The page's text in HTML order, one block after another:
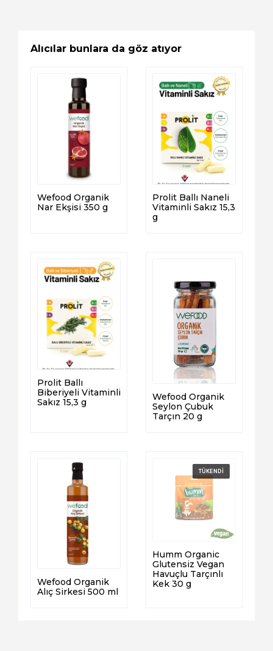
Alıcılar bunlara da göz atıyor
Wefood Organik
Nar Ekşisi 350 g
Prolit Ballı Naneli
Vitaminli Sakız 15,3
g
Prolit Ballı
Biberiyeli Vitaminli
Sakız 15,3 g
Wefood Organik
Seylon Çubuk
Tarçın 20 g
Wefood Organik
Alıç Sirkesi 500 ml
Humm Organic
Glutensiz Vegan
Havuçlu Tarçınlı
Kek 30 g